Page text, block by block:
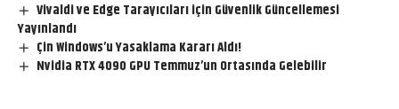
Vivaldi ve Edge Tarayıcıları için Güvenlik Güncellemesi
Yayınlandı
Çin Windows’u Yasaklama Kararı Aldı!
Nvidia RTX 4090 GPU Temmuz’un Ortasında Gelebilir